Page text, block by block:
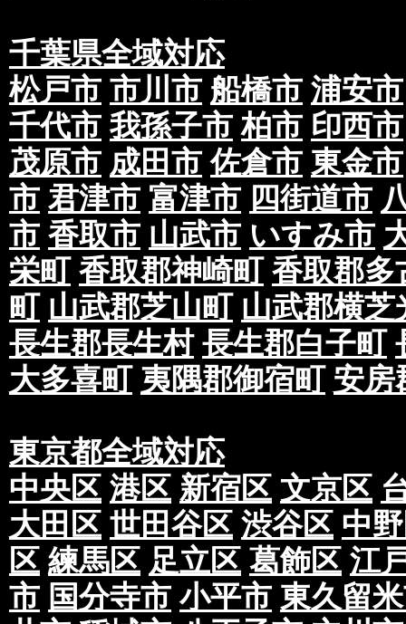
千葉県全域対応
松戸市 市川市 船橋市 浦安市
千代市 我孫子市 柏市 印西市
茂原市 成田市 佐倉市 東金市
市 君津市 富津市 四街道市
市 香取市 山武市 いすみ市
栄町 香取郡神崎町 香取郡多
町 山武郡芝山町 山武郡横芝
長生郡長生村 長生郡白子町
大多喜町 夷隅郡御宿町 安房
東京都全域対応
中央区 港区 新宿区 文京区
大田区 世田谷区 渋谷区 中
区 練馬区 足立区 葛飾区 江
市 国分寺市 小平市 東久留